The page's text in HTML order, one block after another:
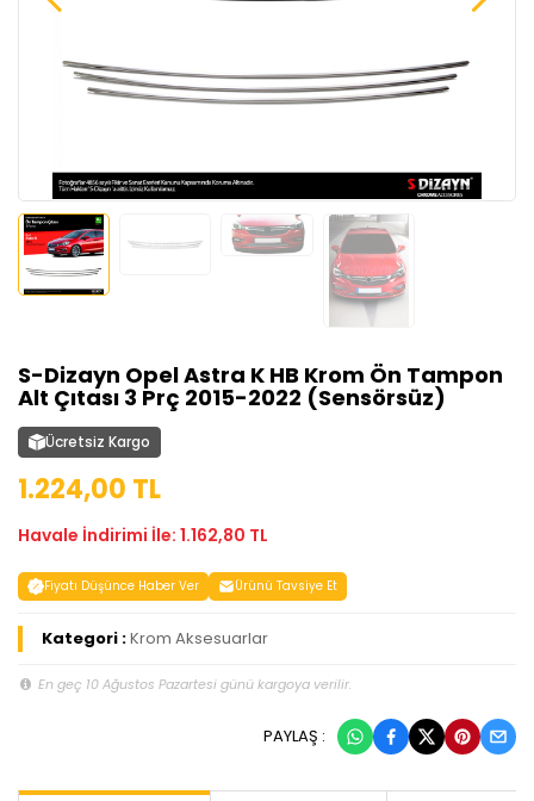
S-Dizayn Opel Astra K HB Krom Ön Tampon
Alt Çıtası 3 Prç 2015-2022 (Sensörsüz)
Ücretsiz Kargo
1.224,00 TL
Havale İndirimi İle: 1.162,80 TL
Fiyatı Düşünce Haber Ver Ürünü Tavsiye Et
Kategori :Krom Aksesuarlar
En geç 10 Ağustos Pazartesi günü kargoya verilir.
PAYLAŞ :